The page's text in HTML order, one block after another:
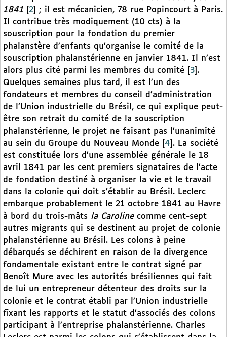
1841
2
; il est mécanicien, 78 rue Popincourt à Paris.
Il contribue très modiquement (10 cts) à la
souscription pour la fondation du premier
phalanstère d’enfants qu’organise le comité de la
souscription phalanstérienne en janvier 1841. Il n’est
alors plus cité parmi les membres du comité
3 .
Quelques semaines plus tard, il est l’un des
fondateurs et membres du conseil d’administration
de l’Union industrielle du Brésil, ce qui explique peut-
être son retrait du comité de la souscription
phalanstérienne, le projet ne faisant pas l’unanimité
au sein du Groupe du Nouveau Monde
4 . La société
est constituée lors d’une assemblée générale le 18
avril 1841 par les cent premiers signataires de l’acte
de fondation destiné à organiser la vie et le travail
dans la colonie qui doit s’établir au Brésil. Leclerc
embarque probablement le 21 octobre 1841 au Havre
à bord du trois-mâts la Carolinecomme cent-sept
autres migrants qui se destinent au projet de colonie
phalanstérienne au Brésil. Les colons à peine
débarqués se déchirent en raison de la divergence
fondamentale existant entre le contrat signé par
Benoît Mure avec les autorités brésiliennes qui fait
de lui un entrepreneur détenteur des droits sur la
colonie et le contrat établi par l’Union industrielle
fixant les rapports et le statut d’associés des colons
participant à l’entreprise phalanstérienne. Charles